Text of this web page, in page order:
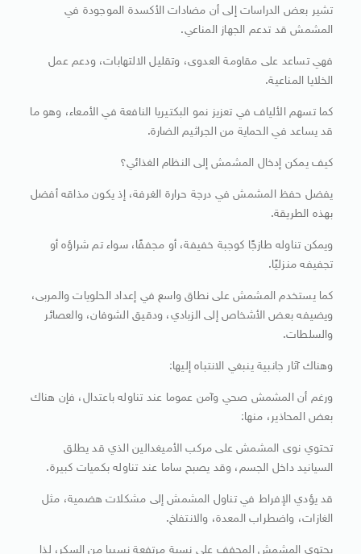
تشير بعض الدراسات إلى أن مضادات الأكسدة الموجودة في
المشمش قد تدعم الجهاز المناعي.
فهي تساعد على مقاومة العدوى، وتقليل الالتهابات، ودعم عمل
الخلايا المناعية.
كما تسهم الألياف في تعزيز نمو البكتيريا النافعة في الأمعاء، وهو ما
قد يساعد في الحماية من الجراثيم الضارة.
كيف يمكن إدخال المشمش إلى النظام الغذائي؟
يفضل حفظ المشمش في درجة حرارة الغرفة، إذ يكون مذاقه أفضل
بهذه الطريقة.
ويمكن تناوله طازجًا كوجبة خفيفة، أو مجففًا، سواء تم شراؤه أو
تجفيفه منزليًا.
كما يستخدم المشمش على نطاق واسع في إعداد الحلويات والمربى،
ويضيفه بعض الأشخاص إلى الزبادي، ودقيق الشوفان، والعصائر
والسلطات.
وهناك آثار جانبية ينبغي الانتباه إليها:
ورغم أن المشمش صحي وآمن عموما عند تناوله باعتدال، فإن هناك
بعض المحاذير، منها:
تحتوي نوى المشمش على مركب الأميغدالين الذي قد يطلق
السيانيد داخل الجسم، وقد يصبح ساما عند تناوله بكميات كبيرة.
قد يؤدي الإفراط في تناول المشمش إلى مشكلات هضمية، مثل
الغازات، واضطراب المعدة، والانتفاخ.
يحتوي المشمش المجفف على نسبة مرتفعة نسبيا من السكر، لذا